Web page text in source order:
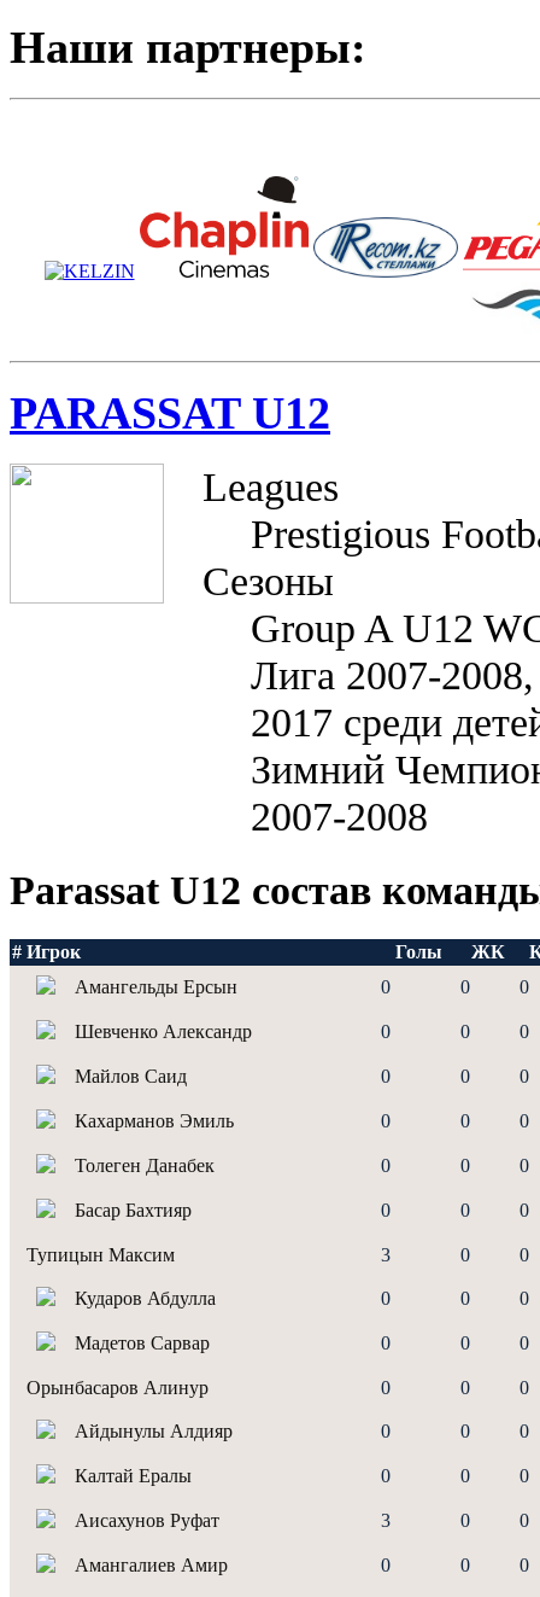
Наши партнеры:
PARASSAT U12
Leagues
Prestigious
Сезоны
Group A U12
Лига 2007-
2017 среди
Зимний
2007-2008
Parassat U12 состав
# Игрок Голы ЖК
Амангельды Ерсын
0 0 0
Шевченко Александр 0 0 0
Майлов Саид 0 0 0
Кахарманов Эмиль 0 0 0
Толеген Данабек 0 0 0
Басар Бахтияр 0 0 0
Тупицын Максим 3 0 0
Кударов Абдулла 0 0 0
Мадетов Сарвар 0 0 0
Орынбасаров Алинур 0 0 0
Айдынулы Алдияр 0 0 0
Калтай Ералы 0 0 0
Аисахунов Руфат 3 0 0
Амангалиев Амир 0 0 0